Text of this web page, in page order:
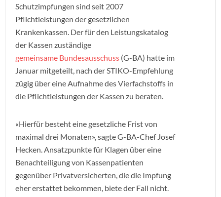
Schutzimpfungen sind seit 2007
Pflichtleistungen der gesetzlichen
Krankenkassen. Der für den Leistungskatalog
der Kassen zuständige
gemeinsame Bundesausschuss (G-BA) hatte im
Januar mitgeteilt, nach der STIKO-Empfehlung
zügig über eine Aufnahme des Vierfachstoffs in
die Pflichtleistungen der Kassen zu beraten.
«Hierfür besteht eine gesetzliche Frist von
maximal drei Monaten», sagte G-BA-Chef Josef
Hecken. Ansatzpunkte für Klagen über eine
Benachteiligung von Kassenpatienten
gegenüber Privatversicherten, die die Impfung
eher erstattet bekommen, biete der Fall nicht.